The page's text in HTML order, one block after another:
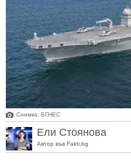
Снимка: БГНЕС
Ели Стоянова
Автор във Fakti.bg